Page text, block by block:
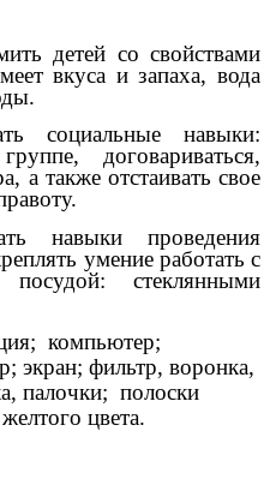
детей со свойствами
вкуса и запаха, вода
социальные навыки:
договариваться,
а также отстаивать свое
навыки проведения
умение работать с
посудой: стеклянными
компьютер;
экран; фильтр, воронка,
палочки; полоски
цвета.